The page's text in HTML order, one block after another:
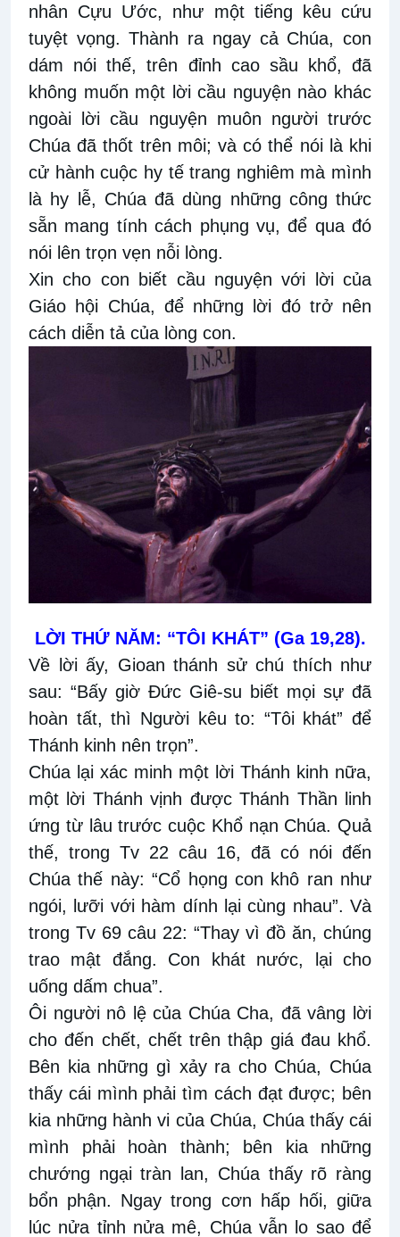
nhân Cựu Ước, như một tiếng kêu cứu
tuyệt vọng. Thành ra ngay cả Chúa, con
dám nói thế, trên đỉnh cao sầu khổ, đã
không muốn một lời cầu nguyện nào khác
ngoài lời cầu nguyện muôn người trước
Chúa đã thốt trên môi; và có thể nói là khi
cử hành cuộc hy tế trang nghiêm mà mình
là hy lễ, Chúa đã dùng những công thức
sẵn mang tính cách phụng vụ, để qua đó
nói lên trọn vẹn nỗi lòng.
Xin cho con biết cầu nguyện với lời của
Giáo hội Chúa, để những lời đó trở nên
cách diễn tả của lòng con.
LỜI THỨ NĂM: “TÔI KHÁT” (Ga 19,28).
Về lời ấy, Gioan thánh sử chú thích như
sau: “Bấy giờ Đức Giê-su biết mọi sự đã
hoàn tất, thì Người kêu to: “Tôi khát” để
Thánh kinh nên trọn”.
Chúa lại xác minh một lời Thánh kinh nữa,
một lời Thánh vịnh được Thánh Thần linh
ứng từ lâu trước cuộc Khổ nạn Chúa. Quả
thế, trong Tv 22 câu 16, đã có nói đến
Chúa thế này: “Cổ họng con khô ran như
ngói, lưỡi với hàm dính lại cùng nhau”. Và
trong Tv 69 câu 22: “Thay vì đồ ăn, chúng
trao mật đắng. Con khát nước, lại cho
uống dấm chua”.
Ôi người nô lệ của Chúa Cha, đã vâng lời
cho đến chết, chết trên thập giá đau khổ.
Bên kia những gì xảy ra cho Chúa, Chúa
thấy cái mình phải tìm cách đạt được; bên
kia những hành vi của Chúa, Chúa thấy cái
mình phải hoàn thành; bên kia những
chướng ngại tràn lan, Chúa thấy rõ ràng
bổn phận. Ngay trong cơn hấp hối, giữa
lúc nửa tỉnh nửa mê, Chúa vẫn lo sao để